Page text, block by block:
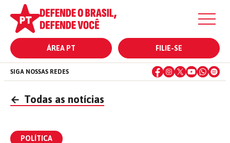
ÁREA PT FILIE-SE
SIGA NOSSAS REDES
← Todas as notícias
POLÍTICA